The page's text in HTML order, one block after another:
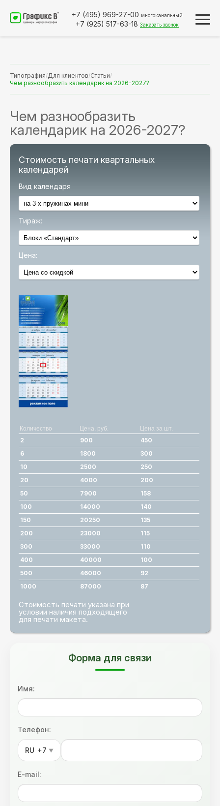
+7 (495) 969-27-00 многоканальный
+7 (925) 517-63-18 Заказать звонок
Типография/Для клиентов/Статьи/
Чем разнообразить календарик на 2026-2027?
Чем разнообразить
календарик на 2026-2027?
Стоимость печати квартальных
календарей
Вид календаря
Тираж:
Цена:
Количество Цена, руб. Цена за шт.
2 900
450
6
1800
300
10
2500
250
20
4000
200
50
7900
158
100
14000
140
150
20250
135
200
23000
115
300
33000
110
400
40000
100
500
46000
92
1000
87000 87
Стоимость печати указана при
условии наличия подходящего
для печати макета.
Форма для связи
Имя:
Телефон:
RU +7 ▼
E-mail: